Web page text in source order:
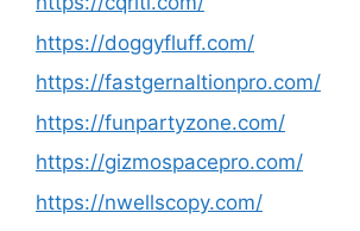
https://doggyfluff.com/
https://fastgernaltionpro.com/
https://funpartyzone.com/
https://gizmospacepro.com/
https://nwellscopy.com/